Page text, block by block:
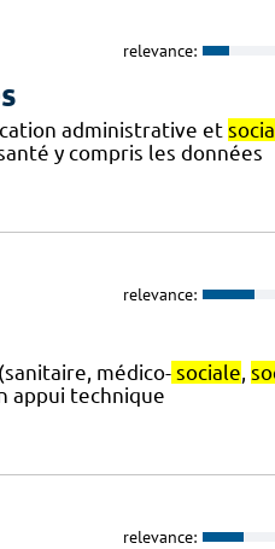
relevance:
administrative et
y compris les données
relevance:
médico- sociale,
appui technique
relevance: